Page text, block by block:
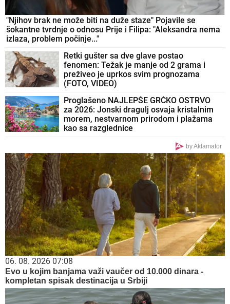
"Njihov brak ne može biti na duže staze" Pojavile se
šokantne tvrdnje o odnosu Prije i Filipa: "Aleksandra nema
izlaza, problem počinje..."
Retki gušter sa dve glave postao
fenomen: Težak je manje od 2 grama i
preživeo je uprkos svim prognozama
(FOTO, VIDEO)
Proglašeno NAJLEPŠE GRČKO OSTRVO
za 2026: Jonski dragulj osvaja kristalnim
morem, nestvarnom prirodom i plažama
kao sa razglednice
by Aklamator
06. 08. 2026 07:08
Evo u kojim banjama važi vaučer od 10.000 dinara -
kompletan spisak destinacija u Srbiji